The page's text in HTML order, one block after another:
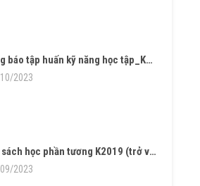
Thông báo tập huấn kỹ năng học tập_K2023
2023
Danh sách học phần tương K2019 (trở về trước) chuyên ngành màng mỏng với K2020 Màng mỏng
2023